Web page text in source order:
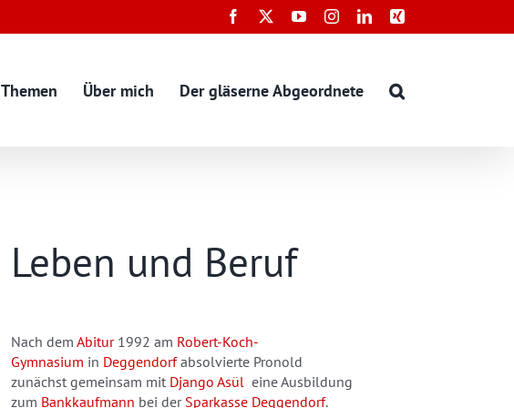
Facebook YouTubeInstagramLinkedInXing
Themen Über mich Der gläserne Abgeordnete
Leben und Beruf
Nach dem Abitur1992 am Robert-Koch-
Gymnasium in Deggendorfabsolvierte Pronold
zunächst gemeinsam mit Django Asül eine Ausbildung
zum Bankkaufmann bei der Sparkasse Deggendorf.